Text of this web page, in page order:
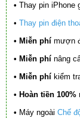
• Thay pin iPhone
• Thay pin điện
• Miễn phí mượn
• Miễn phí nâng
• Miễn phí kiểm
• Hoàn tiền 100%
• Máy ngoài Chế